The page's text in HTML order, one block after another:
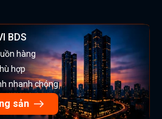
BDS
hàng
hợp
nhanh chóng
sản